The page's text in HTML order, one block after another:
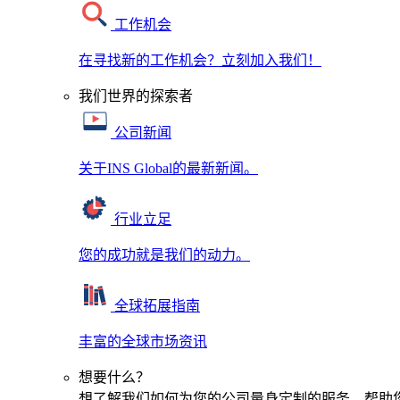
工作机会
在寻找新的工作机会？立刻加入我们！
我们世界的探索者
公司新闻
关于INS Global的最新新闻。
行业立足
您的成功就是我们的动力。
全球拓展指南
丰富的全球市场资讯
想要什么？